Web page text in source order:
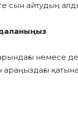
айтудың
немесе